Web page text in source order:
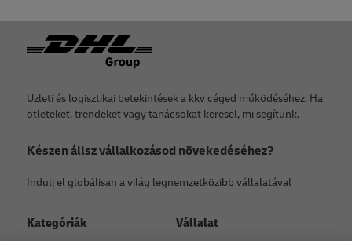
Lábléc
Üzleti és logisztikai betekintések a kkv céged működéséhez. Ha
ötleteket, trendeket vagy tanácsokat keresel, mi segítünk.
Készen állsz vállalkozásod növekedéséhez?
Indulj el globálisan a világ legnemzetközibb vállalatával
Kategóriák Vállalat